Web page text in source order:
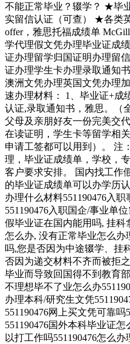
不能正常毕业？辍学？ ★毕
实留信认证（可查） ★各类
offer，雅思托福成绩单
学代理假文凭办理毕业证成
证办理留学归国证明办理留
证办理学生卡办理录取通知
澳洲文凭办理英国文凭办理
速办理材料： 1、毕业证+成
认证,录取通知书，雅思。（
父母及亲朋好友一份完美交
在读证明，学生卡等留学相
申请工签都可以用到）。 注
理，毕业证成绩单，学校，
客户要求安排。 国内找工作
的毕业证成绩单可以办学历
办理什么材料551190476入
551190476入职国企/事业单
假毕业证在国内能用吗, 挂科
怎么办, 没有正常毕业怎么
吗,您是否因为中途辍学、挂
否因为递交材料不齐而被拒
毕业而导致回国得不到教育
不理想毕不了业怎么办
办理本科/研究生文凭
551190476网上买文凭可靠
551190476国外本科毕业证
以打工作吗551190476怎么